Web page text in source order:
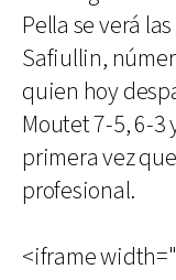
Pella se verá
Safiullin,
quien hoy
Moutet 7-5, 6-3
primera vez
profesional.
<iframe